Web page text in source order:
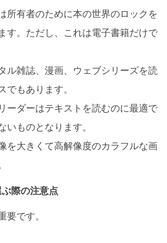
所有者のために本の世界のロックを
す。ただし、これは電子書籍だけで
ル雑誌、漫画、ウェブシリーズを読
でもあります。
ーダーはテキストを読むのに最適で
いものとなります。
を大きくて高解像度のカラフルな画
際の注意点
要です。